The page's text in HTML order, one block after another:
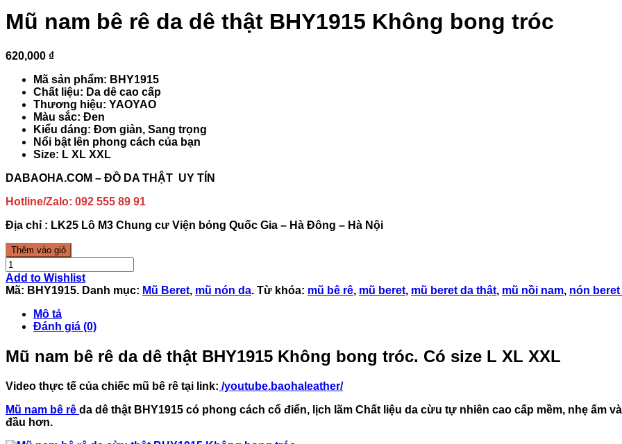
Mũ nam bê rê da dê thật BHY1915 Không bong tróc
620,000 ₫
Mã sản phẩm: BHY1915
Chất liệu: Da dê cao cấp
Thương hiệu: YAOYAO
Màu sắc: Đen
Kiểu dáng: Đơn giản, Sang trọng
Nổi bật lên phong cách của bạn
Size: L XL XXL
DABAOHA.COM – ĐỒ DA THẬT UY TÍN
Hotline/Zalo: 092 555 89 91
Địa chỉ : LK25 Lô M3 Chung cư Viện bỏng Quốc Gia – Hà Đông – Hà Nội
Thêm vào giỏ
Add to Wishlist
Mã: BHY1915. Danh mục: Mũ Beret, mũ nón da. Từ khóa: mũ bê rê, mũ beret, mũ beret da thật, mũ nồi nam, nón
Mô tả
Đánh giá (0)
Mũ nam bê rê da dê thật BHY1915 Không bong tróc. Có size L XL XXL
Video thực tế của chiếc mũ bê rê tại link: /youtube.baohaleather/
Mũ nam bê rê da dê thật BHY1915 có phong cách cổ điển, lịch lãm Chất liệu da cừu tự nhiên cao cấp mềm, nhẹ ấm
đầu hơn.